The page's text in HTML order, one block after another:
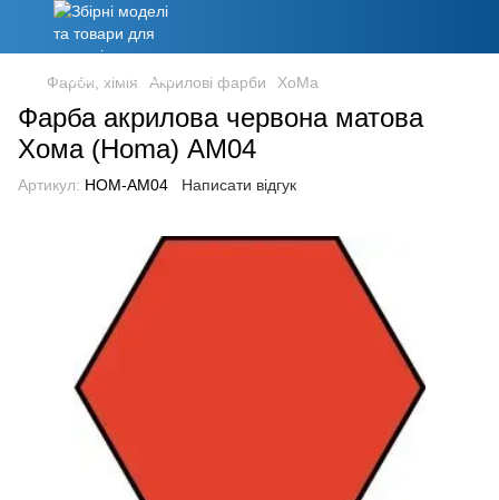
Фарби, хімія Акрилові фарби ХоМа
Фарба акрилова червона матова
Хома (Homa) АМ04
Артикул: HOM-AM04 Написати відгук